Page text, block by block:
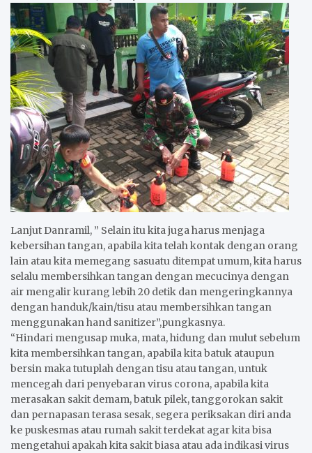
Lanjut Danramil, ” Selain itu kita juga harus menjaga
kebersihan tangan, apabila kita telah kontak dengan orang
lain atau kita memegang sasuatu ditempat umum, kita harus
selalu membersihkan tangan dengan mecucinya dengan
air mengalir kurang lebih 20 detik dan mengeringkannya
dengan handuk/kain/tisu atau membersihkan tangan
menggunakan hand sanitizer”,pungkasnya.
“Hindari mengusap muka, mata, hidung dan mulut sebelum
kita membersihkan tangan, apabila kita batuk ataupun
bersin maka tutuplah dengan tisu atau tangan, untuk
mencegah dari penyebaran virus corona, apabila kita
merasakan sakit demam, batuk pilek, tanggorokan sakit
dan pernapasan terasa sesak, segera periksakan diri anda
ke puskesmas atau rumah sakit terdekat agar kita bisa
mengetahui apakah kita sakit biasa atau ada indikasi virus